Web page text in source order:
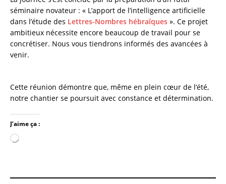
séminaire novateur : « L’apport de l’intelligence artificielle
dans l’étude des Lettres-Nombres hébraïques ». Ce projet
ambitieux nécessite encore beaucoup de travail pour se
concrétiser. Nous vous tiendrons informés des avancées à
venir.
Cette réunion démontre que, même en plein cœur de l’été,
notre chantier se poursuit avec constance et détermination.
J’aime ça :